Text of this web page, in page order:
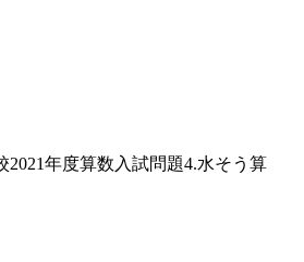
2021年度算数入試問題4.水そう算